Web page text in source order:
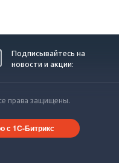
Подписывайтесь на
новости и акции:
права защищены.
с 1С-Битрикс